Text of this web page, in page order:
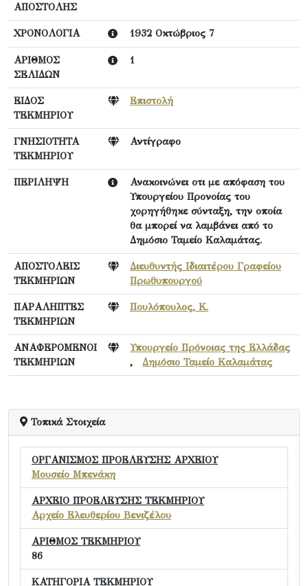
ΑΠΟΣΤΟΛΗΣ
ΧΡΟΝΟΛΟΓΙΑ 1932 Οκτώβριος 7
ΑΡΙΘΜΟΣ
ΣΕΛΙΔΩΝ
1
ΕΙΔΟΣ
ΤΕΚΜΗΡΙΟΥ
Επιστολή
ΓΝΗΣΙΟΤΗΤΑ
ΤΕΚΜΗΡΙΟΥ
Αντίγραφο
ΠΕΡΙΛΗΨΗ
Ανακοινώνει οτι με απόφαση του
Υπουργείου Προνοίας του
χορηγήθηκε σύνταξη, την οποία
θα μπορεί να λαμβάνει από το
Δημόσιο Ταμείο Καλαμάτας.
ΑΠΟΣΤΟΛΕΙΣ
ΤΕΚΜΗΡΙΩΝ
Διευθυντής Ιδιαιτέρου Γραφείου
Πρωθυπουργού
ΠΑΡΑΛΗΠΤΕΣ
ΤΕΚΜΗΡΙΩΝ
Πουλόπουλος, Κ.
ΑΝΑΦΕΡΟΜΕΝΟΙ
ΤΕΚΜΗΡΙΩΝ
Υπουργείο Πρόνοιας της Ελλάδας
, Δημόσιο Ταμείο Καλαμάτας
Τοπικά Στοιχεία
ΟΡΓΑΝΙΣΜΟΣ ΠΡΟΕΛΕΥΣΗΣ ΑΡΧΕΙΟΥ
Μουσείο Μπενάκη
ΑΡΧΕΙΟ ΠΡΟΕΛΕΥΣΗΣ ΤΕΚΜΗΡΙΟΥ
Αρχείο Ελευθερίου Βενιζέλου
ΑΡΙΘΜΟΣ ΤΕΚΜΗΡΙΟΥ
86
ΚΑΤΗΓΟΡΙΑ ΤΕΚΜΗΡΙΟΥ